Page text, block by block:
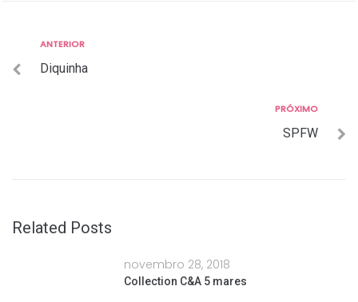
Navegação
de
Anterior
ANTERIOR
Diquinha
PRÓXIMO
SPFW
Related Posts
novembro 28, 2018
Collection C&A 5 mares